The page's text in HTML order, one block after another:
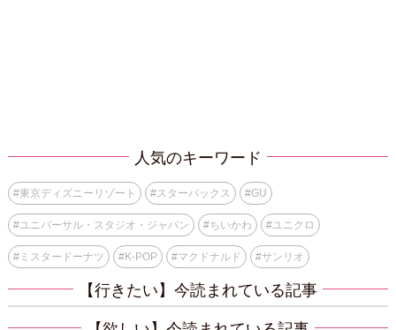
人気のキーワード
#東京ディズニーリゾート #スターバックス #GU
#ユニバーサル・スタジオ・ジャパン #ちいかわ #ユニクロ
#ミスタードーナツ #K-POP #マクドナルド #サンリオ
【行きたい】今読まれている記事